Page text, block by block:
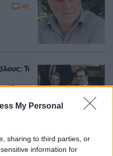
My Personal
sharing to third parties, or
information for
48
Τι